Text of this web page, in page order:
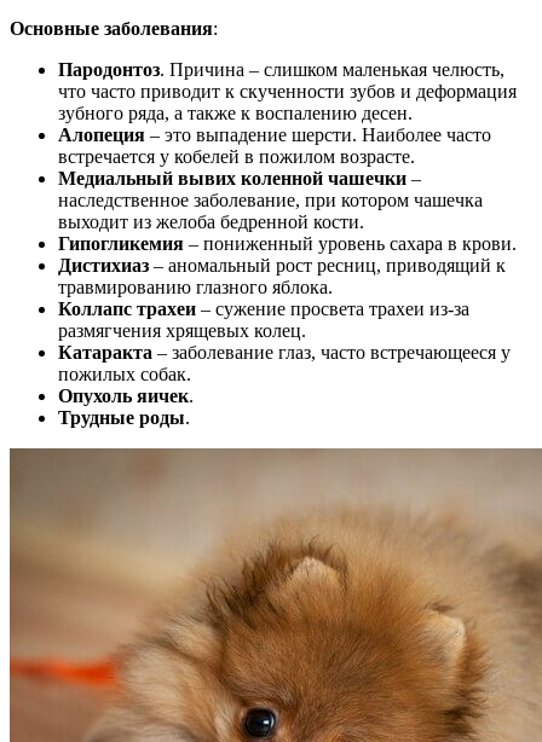
Основные заболевания:
Пародонтоз. Причина – слишком маленькая челюсть,
что часто приводит к скученности зубов и деформация
зубного ряда, а также к воспалению десен.
Алопеция – это выпадение шерсти. Наиболее часто
встречается у кобелей в пожилом возрасте.
Медиальный вывих коленной чашечки –
наследственное заболевание, при котором чашечка
выходит из желоба бедренной кости.
Гипогликемия – пониженный уровень сахара в крови.
Дистихиаз – аномальный рост ресниц, приводящий к
травмированию глазного яблока.
Коллапс трахеи – сужение просвета трахеи из-за
размягчения хрящевых колец.
Катаракта – заболевание глаз, часто встречающееся у
пожилых собак.
Опухоль яичек.
Трудные роды.